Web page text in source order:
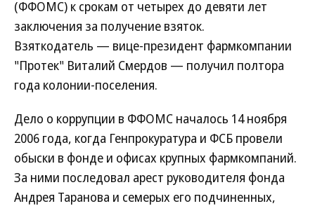
(ФФОМС) к срокам от четырех до девяти лет
заключения за получение взяток.
Взяткодатель — вице-президент фармкомпании
"Протек" Виталий Смердов — получил полтора
года колонии-поселения.
Дело о коррупции в ФФОМС началось 14 ноября
2006 года, когда Генпрокуратура и ФСБ провели
обыски в фонде и офисах крупных фармкомпаний.
За ними последовал арест руководителя фонда
Андрея Таранова и семерых его подчиненных,